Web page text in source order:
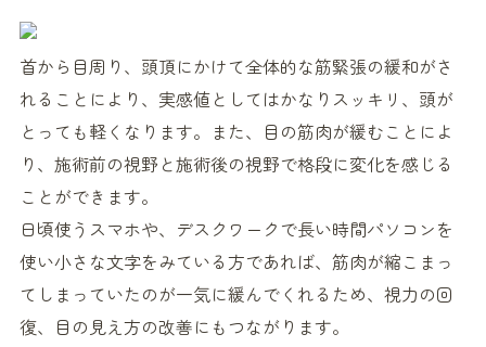
首から目周り、頭頂にかけて全体的な筋緊張の緩和がさ
れることにより、実感値としてはかなりスッキリ、頭が
とっても軽くなります。また、目の筋肉が緩むことによ
り、施術前の視野と施術後の視野で格段に変化を感じる
ことができます。
日頃使うスマホや、デスクワークで長い時間パソコンを
使い小さな文字をみている方であれば、筋肉が縮こまっ
てしまっていたのが一気に緩んでくれるため、視力の回
復、目の見え方の改善にもつながります。